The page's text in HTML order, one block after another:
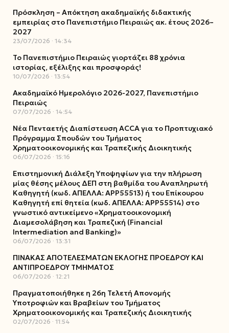
Πρόσκληση – Απόκτηση ακαδημαϊκής διδακτικής
εμπειρίας στο Πανεπιστήμιο Πειραιώς ακ. έτους 2026–
2027
23/07/2026 14:34
Το Πανεπιστήμιο Πειραιώς γιορτάζει 88 χρόνια
ιστορίας, εξέλιξης και προσφοράς!
10/07/2026 13:54
Ακαδημαϊκό Ημερολόγιο 2026-2027, Πανεπιστήμιο
Πειραιώς
07/07/2026 14:54
Νέα Πενταετής Διαπίστευση ACCA για το Προπτυχιακό
Πρόγραμμα Σπουδών του Τμήματος
Χρηματοοικονομικής και Τραπεζικής Διοικητικής
06/07/2026 15:16
Επιστημονική Διάλεξη Υποψηφίων για την πλήρωση
μίας θέσης μέλους ΔΕΠ στη βαθμίδα του Αναπληρωτή
Καθηγητή (κωδ. ΑΠΕΛΛΑ: ΑΡΡ55513) ή του Επίκουρου
Καθηγητή επί θητεία (κωδ. ΑΠΕΛΛΑ: ΑΡΡ55514) στο
γνωστικό αντικείμενο «Χρηματοοικονομική
Διαμεσολάβηση και Τραπεζική (Financial
Intermediation and Banking)»
06/07/2026 13:31
ΠΙΝΑΚΑΣ ΑΠΟΤΕΛΕΣΜΑΤΩΝ ΕΚΛΟΓΗΣ ΠΡΟΕΔΡΟΥ ΚΑΙ
ΑΝΤΙΠΡΟΕΔΡΟΥ ΤΜΗΜΑΤΟΣ
06/07/2026 12:21
Πραγματοποιήθηκε η 26η Τελετή Απονομής
Υποτροφιών και Βραβείων του Τμήματος
Χρηματοοικονομικής και Τραπεζικής Διοικητικής
02/07/2026 11:54